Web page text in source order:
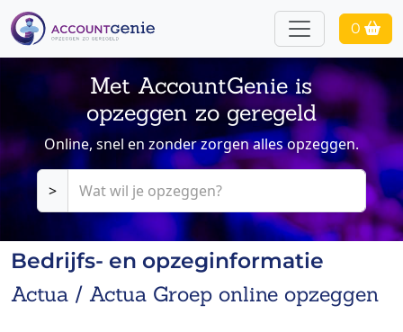
0
Met AccountGenie is
opzeggen zo geregeld
Online, snel en zonder zorgen alles opzeggen.
>
Bedrijfs- en opzeginformatie
Actua / Actua Groep online opzeggen